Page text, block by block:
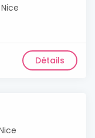
Nice
Détails